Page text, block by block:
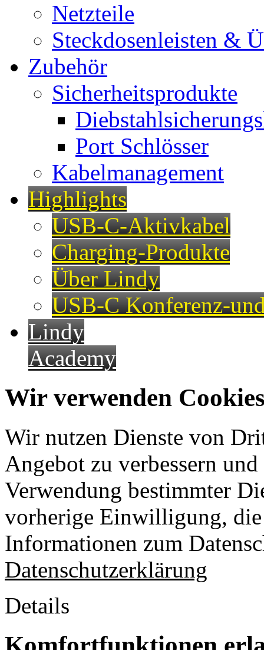
Netzteile
Steckdosenleisten &
Zubehör
Sicherheitsprodukte
Port Schlösser
Kabelmanagement
Highlights
USB-C-Aktivkabel
Charging-Produkte
Über Lindy
USB-C Konferenz-
Lindy
Academy
Wir verwenden
Wir nutzen Dienste von
Angebot zu verbessern
Verwendung bestimmter
vorherige Einwilligung,
Informationen zum
Datenschutzerklärung
Details